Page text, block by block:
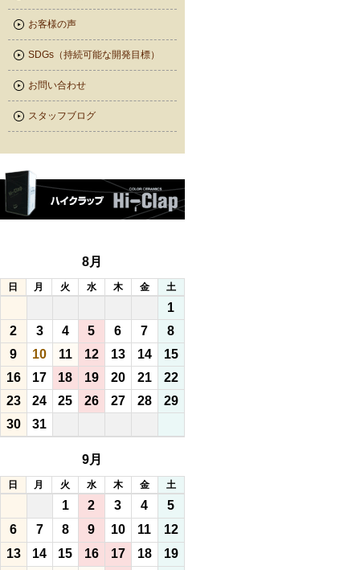
お客様の声
SDGs（持続可能な開発目標）
お問い合わせ
スタッフブログ
8月
日 月 火 水 木 金 土
1
2
3 4 5 6 7
8
9
10 11 12 13 14
15
16
17 18 19 20 21
22
23
24 25 26 27 28
29
30
31
9月
日 月 火 水 木 金 土
1 2 3 4
5
6
7 8 9 10 11
12
13
14 15 16 17 18
19